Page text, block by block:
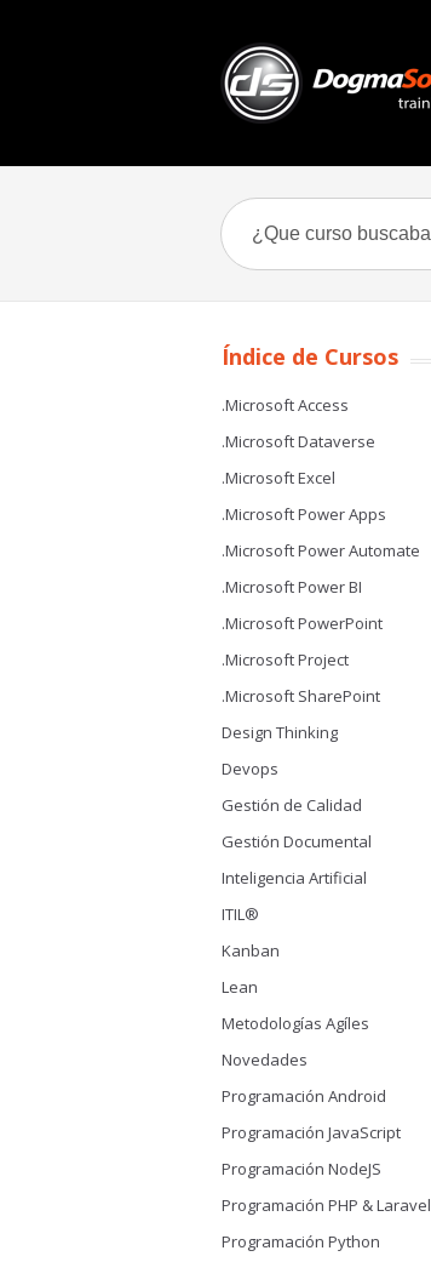
Índice de Cursos
.Microsoft Access
.Microsoft Dataverse
.Microsoft Excel
.Microsoft Power Apps
.Microsoft Power Automate
.Microsoft Power BI
.Microsoft PowerPoint
.Microsoft Project
.Microsoft SharePoint
Design Thinking
Devops
Gestión de Calidad
Gestión Documental
Inteligencia Artificial
ITIL®
Kanban
Lean
Metodologías Agíles
Novedades
Programación Android
Programación JavaScript
Programación NodeJS
Programación PHP & Laravel
Programación Python